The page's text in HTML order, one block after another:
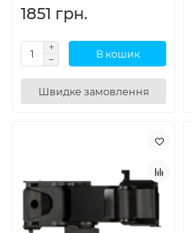
1851 грн.
В кошик
Швидке замовлення